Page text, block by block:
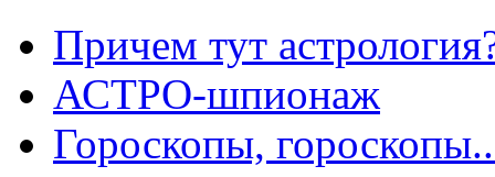
Причем тут
АСТРО-шпионаж
Гороскопы,